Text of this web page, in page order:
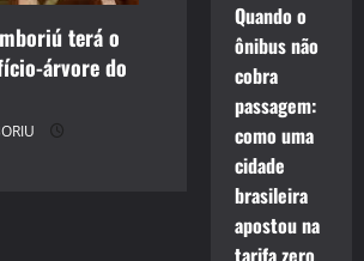
terá o
árvore do
Quando o
ônibus não
cobra
passagem:
como uma
cidade
brasileira
apostou na